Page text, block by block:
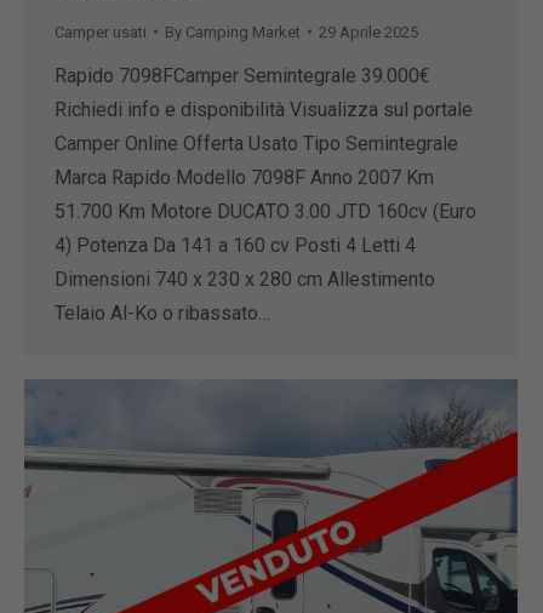
Camper usati By Camping Market 29 Aprile 2025
Rapido 7098FCamper Semintegrale 39.000€
Richiedi info e disponibilità Visualizza sul portale
Camper Online Offerta Usato Tipo Semintegrale
Marca Rapido Modello 7098F Anno 2007 Km
51.700 Km Motore DUCATO 3.00 JTD 160cv (Euro
4) Potenza Da 141 a 160 cv Posti 4 Letti 4
Dimensioni 740 x 230 x 280 cm Allestimento
Telaio Al-Ko o ribassato…